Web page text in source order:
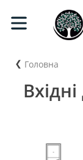
Головна